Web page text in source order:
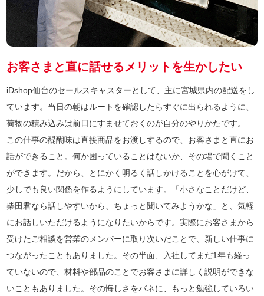
お客さまと直に話せるメリットを生かしたい
iDshop仙台のセールスキャスターとして、主に宮城県内の配送をし
ています。当日の朝はルートを確認したらすぐに出られるように、
荷物の積み込みは前日にすませておくのが自分のやりかたです。
この仕事の醍醐味は直接商品をお渡しするので、お客さまと直にお
話ができること。何か困っていることはないか、その場で聞くこと
ができます。だから、とにかく明るく話しかけることを心がけて、
少しでも良い関係を作るようにしています。「小さなことだけど、
柴田君なら話しやすいから、ちょっと聞いてみようかな」と、気軽
にお話しいただけるようになりたいからです。実際にお客さまから
受けたご相談を営業のメンバーに取り次いだことで、新しい仕事に
つながったこともありました。その半面、入社してまだ1年も経っ
ていないので、材料や部品のことでお客さまに詳しく説明ができな
いこともありました。その悔しさをバネに、もっと勉強していろい